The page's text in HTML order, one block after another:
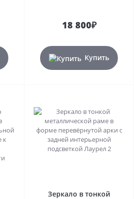
18 800₽
Купить
Зеркало в тонкой